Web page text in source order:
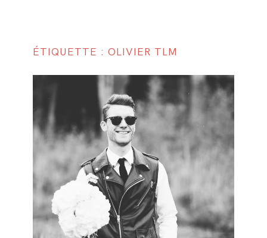
ÉTIQUETTE : OLIVIER TLM